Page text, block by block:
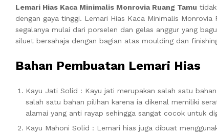
Lemari Hias Kaca Minimalis Monrovia Ruang Tamu
dengan gaya tinggi. Lemari Hias Kaca Minimalis
segalanya mulai dari porselen dan gelas anggur yang
siluet bersahaja dengan bagian atas moulding dan
Bahan Pembuatan Lemari Hias
Kayu Jati Solid : Kayu jati merupakan salah satu
salah satu bahan pilihan karena ia dikenal memiliki
alamai yang anti rayap sehingga sangat cocok untuk
Kayu Mahoni Solid : Lemari hias juga dibuat